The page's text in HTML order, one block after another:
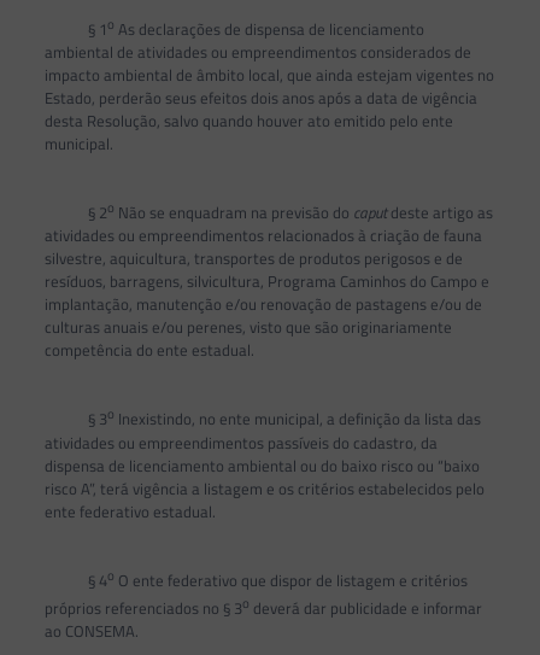
§ 1o As declarações de dispensa de licenciamento
ambiental de atividades ou empreendimentos considerados de
impacto ambiental de âmbito local, que ainda estejam vigentes no
Estado, perderão seus efeitos dois anos após a data de vigência
desta Resolução, salvo quando houver ato emitido pelo ente
municipal.
§ 2o Não se enquadram na previsão do caputdeste artigo as
atividades ou empreendimentos relacionados à criação de fauna
silvestre, aquicultura, transportes de produtos perigosos e de
resíduos, barragens, silvicultura, Programa Caminhos do Campo e
implantação, manutenção e/ou renovação de pastagens e/ou de
culturas anuais e/ou perenes, visto que são originariamente
competência do ente estadual.
§ 3o Inexistindo, no ente municipal, a definição da lista das
atividades ou empreendimentos passíveis do cadastro, da
dispensa de licenciamento ambiental ou do baixo risco ou “baixo
risco A”, terá vigência a listagem e os critérios estabelecidos pelo
ente federativo estadual.
§ 4o O ente federativo que dispor de listagem e critérios
próprios referenciados no § 3o deverá dar publicidade e informar
ao CONSEMA.